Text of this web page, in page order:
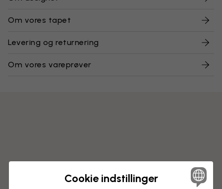
Om vores tapet
Levering og returnering
Om vores vareprøver
Cookie indstillinger